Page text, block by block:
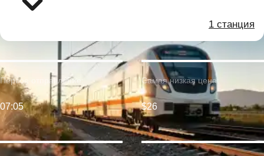
1 станция
Первое отправление:
07:05
Самая низкая цена:
$26